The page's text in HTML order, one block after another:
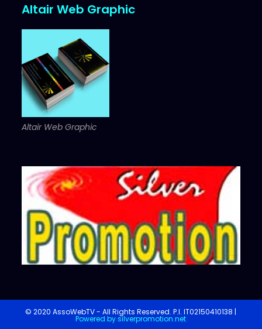
Altair Web Graphic
Altair Web Graphic
© 2020 AssoWebTV - All Rights Reserved. P.I. IT02150410138 |
Powered by silverpromotion.net